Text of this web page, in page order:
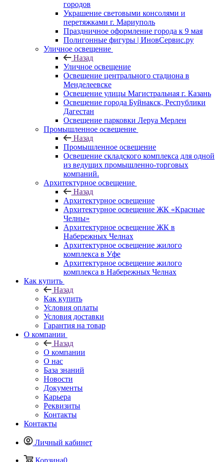
городов
Украшение световыми консолями и
перетяжками г. Мариуполь
Праздничное оформление города к 9 мая
Полигонные фигуры | ИновСервис.ру
Уличное освещение
Назад
Уличное освещение
Освещение центрального стадиона в
Менделеевске
Освещение улицы Магистральная г. Казань
Освещение города Буйнакск, Республики
Дагестан
Освещение парковки Леруа Мерлен
Промышленное освещение
Назад
Промышленное освещение
Освещение складского комплекса для одной
из ведущих промышленно-торговых
компаний.
Архитектурное освещение
Назад
Архитектурное освещение
Архитектурное освещение ЖК «Красные
Челны»
Архитектурное освещение ЖК в
Набережных Челнах
Архитектурное освещение жилого
комплекса в Уфе
Архитектурное освещение жилого
комплекса в Набережных Челнах
Как купить
Назад
Как купить
Условия оплаты
Условия доставки
Гарантия на товар
О компании
Назад
О компании
О нас
База знаний
Новости
Документы
Карьера
Реквизиты
Контакты
Контакты
Личный кабинет
Корзина0